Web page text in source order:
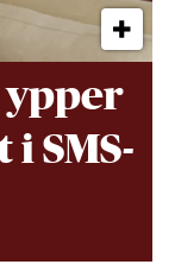
ypper
SMS-